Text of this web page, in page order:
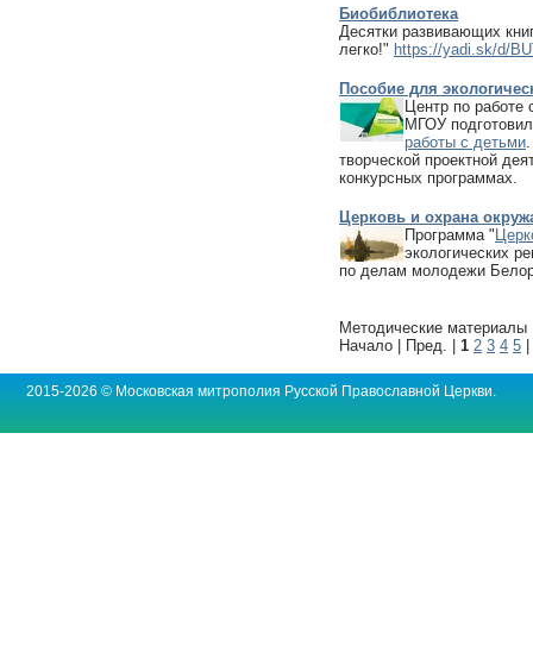
Биобиблиотека
Десятки развивающих
легко!" https://yadi.sk/d/
Пособие для
Центр по работе
МГОУ
работы с детьми
творческой проектной
конкурсных программах.
Церковь и охрана
Программа "
экологических
по делам молодежи
Методические материалы
Начало | Пред. | 1 2 3 4 5 |
2015-2026 © Московская митрополия Русской Православной Церкви.